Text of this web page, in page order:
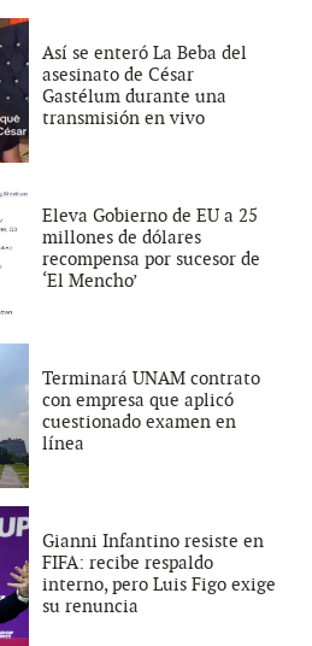
Así se enteró La Beba del
asesinato de César
Gastélum durante una
transmisión en vivo
Eleva Gobierno de EU a 25
millones de dólares
recompensa por sucesor de
‘El Mencho’
Terminará UNAM contrato
con empresa que aplicó
cuestionado examen en
línea
Gianni Infantino resiste en
FIFA: recibe respaldo
interno, pero Luis Figo exige
su renuncia